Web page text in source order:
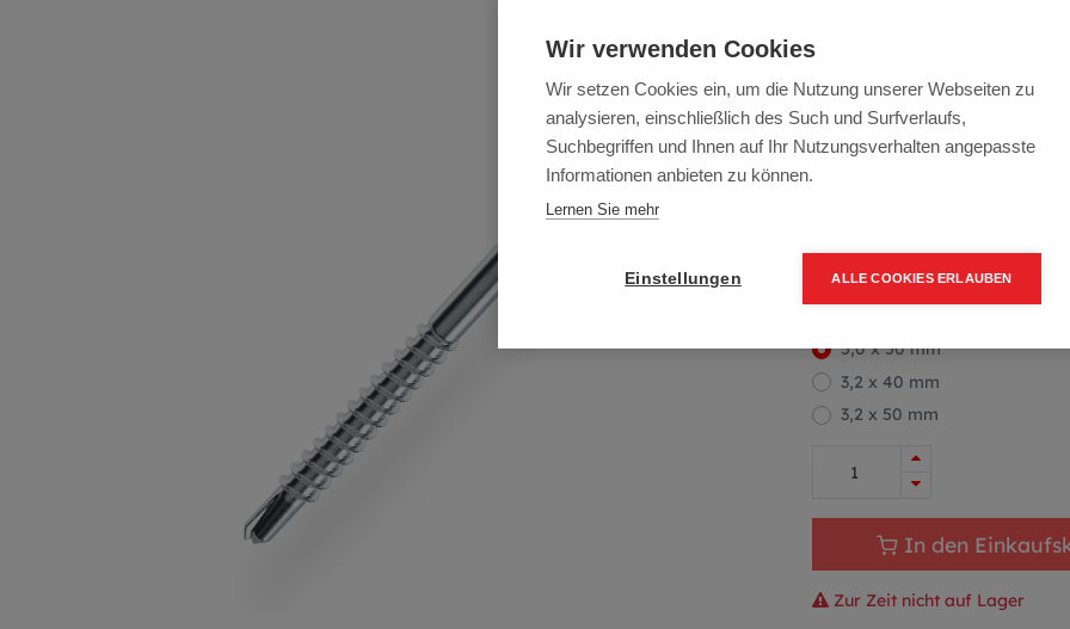
Dielenschraube
Artikelnummer:70070-5050
Packung (200 Stück)
7,34 € / 100 Stk.
5,0 x 50 mm
3,2 x 40 mm
3,2 x 50 mm
In den
Zur Zeit nicht auf Lager
Wir verwenden Cookies
Wir setzen Cookies ein, um die Nutzung unserer Webseiten zu
analysieren, einschließlich des Such und Surfverlaufs,
Suchbegriffen und Ihnen auf Ihr Nutzungsverhalten angepasste
Informationen anbieten zu können.
Lernen Sie mehr
Einstellungen ALLE COOKIES ERLAUBEN